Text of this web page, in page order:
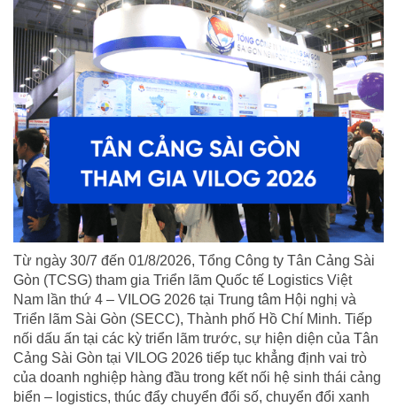
Từ ngày 30/7 đến 01/8/2026, Tổng Công ty Tân Cảng Sài
Gòn (TCSG) tham gia Triển lãm Quốc tế Logistics Việt
Nam lần thứ 4 – VILOG 2026 tại Trung tâm Hội nghị và
Triển lãm Sài Gòn (SECC), Thành phố Hồ Chí Minh. Tiếp
nối dấu ấn tại các kỳ triển lãm trước, sự hiện diện của Tân
Cảng Sài Gòn tại VILOG 2026 tiếp tục khẳng định vai trò
của doanh nghiệp hàng đầu trong kết nối hệ sinh thái cảng
biển – logistics, thúc đẩy chuyển đổi số, chuyển đổi xanh